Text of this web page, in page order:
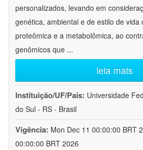
personalizados, levando em
genética, ambiental e de estilo de vida
proteômica e a metabolômica, ao
genômicos que ...
leia mais
Instituição/UF/País: Universidade
do Sul - RS - Brasil
Vigência: Mon Dec 11 00:00:00 BRT
00:00:00 BRT 2026